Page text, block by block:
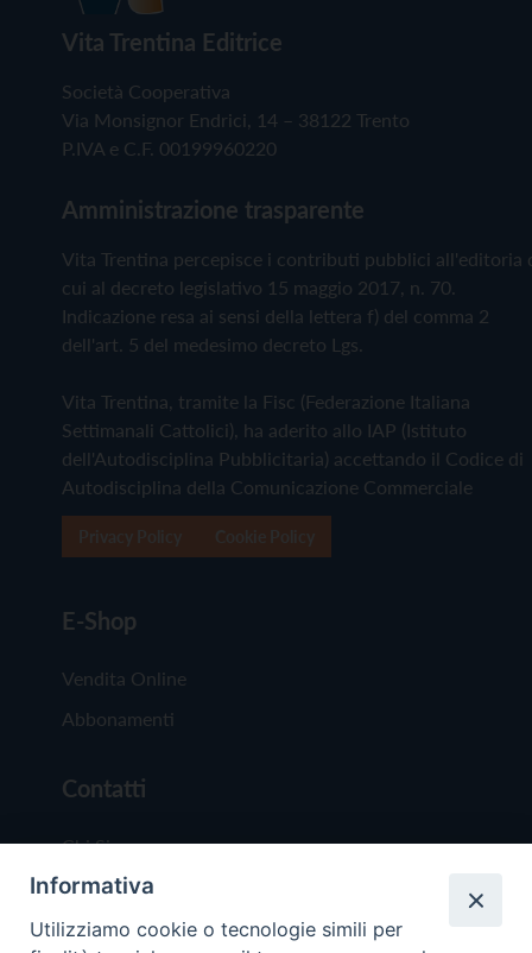
Vita Trentina Editrice
Società Cooperativa
Via Monsignor Endrici, 14 – 38122 Trento
P.IVA e C.F. 00199960220
Amministrazione trasparente
Vita Trentina percepisce i contributi pubblici all'editoria
cui al decreto legislativo 15 maggio 2017, n. 70.
Indicazione resa ai sensi della lettera f) del comma 2
dell'art. 5 del medesimo decreto Lgs.
Vita Trentina, tramite la Fisc (Federazione Italiana
Settimanali Cattolici), ha aderito allo IAP (Istituto
dell'Autodisciplina Pubblicitaria) accettando il Codice di
Autodisciplina della Comunicazione Commerciale
E-Shop
Vendita Online
Abbonamenti
Contatti
Chi Siamo
Redazione
Scrivici
Informativa
Utilizziamo cookie o tecnologie simili per